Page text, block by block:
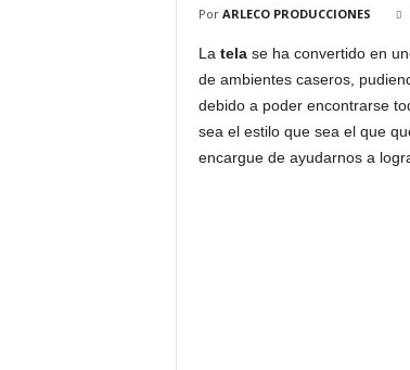
Por ARLECO PRODUCCIONES
La telase ha convertido en
de ambientes caseros,
debido a poder encontrarse
sea el estilo que sea el que
encargue de ayudarnos a